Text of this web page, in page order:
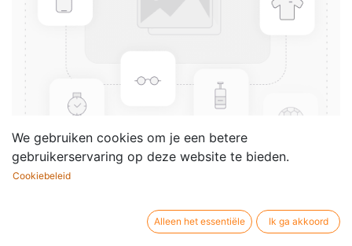
Gammes et Arpèges (700
Exercices pour flûte alto)
We gebruiken cookies om je een betere
gebruikerservaring op deze website te bieden.
Cookiebeleid
Alleen het essentiële Ik ga akkoord